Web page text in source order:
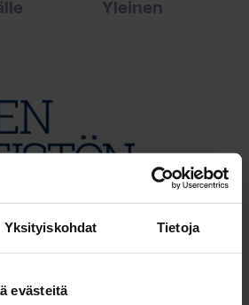
Yksityiskohdat Tietoja
evästeitä
Yleinen